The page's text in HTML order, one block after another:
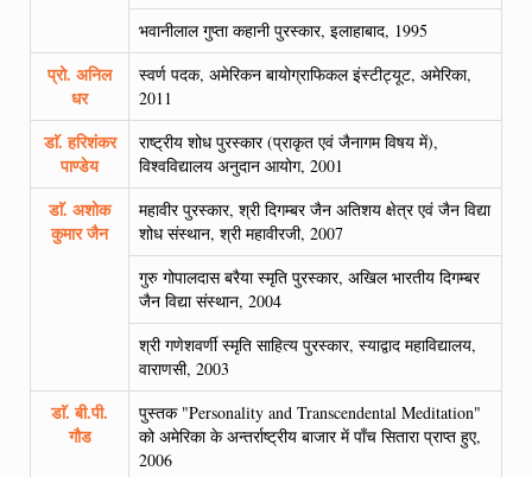
भवानीलाल गुप्ता कहानी पुरस्कार, इलाहाबाद, 1995
प्रो. अनिल
धर
स्वर्ण पदक, अमेरिकन बायोग्राफिकल इंस्टीट्यूट, अमेरिका,
2011
डाॅ. हरिशंकर
पाण्डेय
राष्ट्रीय शोध पुरस्कार (प्राकृत एवं जैनागम विषय में),
विश्वविद्यालय अनुदान आयोग, 2001
डाॅ. अशोक
कुमार जैन
महावीर पुरस्कार, श्री दिगम्बर जैन अतिशय क्षेत्र एवं जैन विद्या
शोध संस्थान, श्री महावीरजी, 2007
गुरु गोपालदास बरैया स्मृति पुरस्कार, अखिल भारतीय दिगम्बर
जैन विद्या संस्थान, 2004
श्री गणेशवर्णी स्मृति साहित्य पुरस्कार, स्याद्वाद महाविद्यालय,
वाराणसी, 2003
डाॅ. बी.पी.
गौड
पुस्तक "Personality and Transcendental Meditation"
को अमेरिका के अन्तर्राष्ट्रीय बाजार में पाँच सितारा प्राप्त हुए,
2006